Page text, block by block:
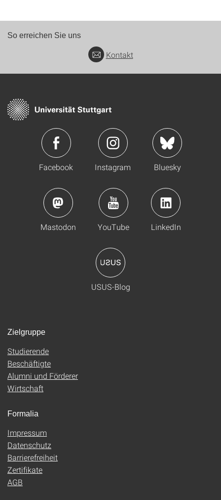
So erreichen Sie uns
Kontakt
Facebook Instagram Bluesky
Mastodon YouTube LinkedIn
USUS-Blog
Zielgruppe
Studierende
Beschäftigte
Alumni und Förderer
Wirtschaft
Formalia
Impressum
Datenschutz
Barrierefreiheit
Zertifikate
AGB